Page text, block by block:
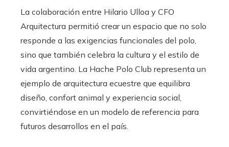
La colaboración entre Hilario Ulloa y CFO
Arquitectura permitió crear un espacio que no solo
responde a las exigencias funcionales del polo,
sino que también celebra la cultura y el estilo de
vida argentino. La Hache Polo Club representa un
ejemplo de arquitectura ecuestre que equilibra
diseño, confort animal y experiencia social,
convirtiéndose en un modelo de referencia para
futuros desarrollos en el país.